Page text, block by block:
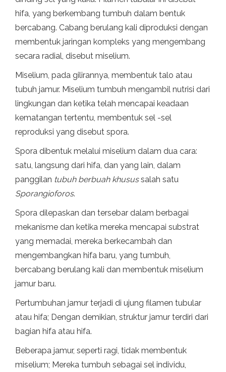
hifa, yang berkembang tumbuh dalam bentuk
bercabang. Cabang berulang kali diproduksi dengan
membentuk jaringan kompleks yang mengembang
secara radial, disebut miselium.
Miselium, pada gilirannya, membentuk talo atau
tubuh jamur. Miselium tumbuh mengambil nutrisi dari
lingkungan dan ketika telah mencapai keadaan
kematangan tertentu, membentuk sel -sel
reproduksi yang disebut spora.
Spora dibentuk melalui miselium dalam dua cara:
satu, langsung dari hifa, dan yang lain, dalam
panggilan tubuh berbuah khusussalah satu
Sporangioforos.
Spora dilepaskan dan tersebar dalam berbagai
mekanisme dan ketika mereka mencapai substrat
yang memadai, mereka berkecambah dan
mengembangkan hifa baru, yang tumbuh,
bercabang berulang kali dan membentuk miselium
jamur baru.
Pertumbuhan jamur terjadi di ujung filamen tubular
atau hifa; Dengan demikian, struktur jamur terdiri dari
bagian hifa atau hifa.
Beberapa jamur, seperti ragi, tidak membentuk
miselium; Mereka tumbuh sebagai sel individu,